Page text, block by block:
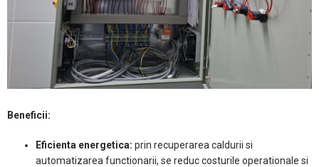
Beneficii:
Eficienta energetica: prin recuperarea caldurii si
automatizarea functionarii, se reduc costurile operationale si